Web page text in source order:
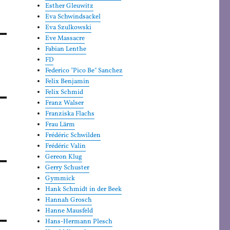
Esther Gleuwitz
Eva Schwindsackel
Eva Szulkowski
Eve Massacre
Fabian Lenthe
FD
Federico "Pico Be" Sanchez
Felix Benjamin
Felix Schmid
Franz Walser
Franziska Flachs
Frau Lärm
Frédéric Schwilden
Frédéric Valin
Gereon Klug
Gerry Schuster
Gymmick
Hank Schmidt in der Beek
Hannah Grosch
Hanne Mausfeld
Hans-Hermann Plesch